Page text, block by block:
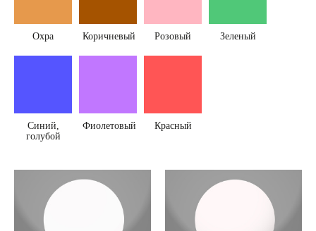
Охра Коричневый Розовый Зеленый
Синий,
голубой
Фиолетовый Красный